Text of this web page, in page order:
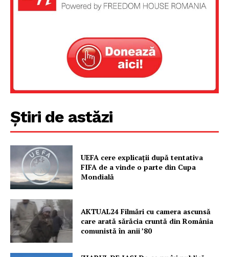
Un proiect
FREEDOM HOUSE ROMÂNIA
PRESShub
Despre noi / Echipa
Proiecte editoriale
Rețea
Știri de astăzi
UEFA cere explicații după tentativa
FIFA de a vinde o parte din Cupa
Mondială
AKTUAL24 Filmări cu camera ascunsă
care arată sărăcia cruntă din România
comunistă în anii ’80